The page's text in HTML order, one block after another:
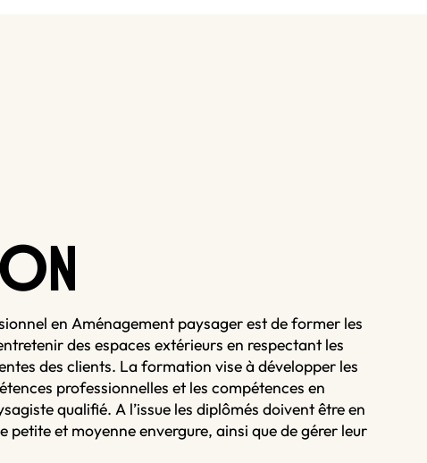
ON
en Aménagement paysager est de former les
des espaces extérieurs en respectant les
des clients. La formation vise à développer les
professionnelles et les compétences en
qualifié. A l’issue les diplômés doivent être en
petite et moyenne envergure, ainsi que de gérer leur